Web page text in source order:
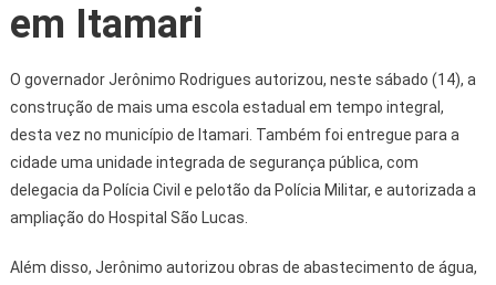
em Itamari
O governador Jerônimo Rodrigues autorizou, neste sábado (14), a
construção de mais uma escola estadual em tempo integral,
desta vez no município de Itamari. Também foi entregue para a
cidade uma unidade integrada de segurança pública, com
delegacia da Polícia Civil e pelotão da Polícia Militar, e autorizada a
ampliação do Hospital São Lucas.
Além disso, Jerônimo autorizou obras de abastecimento de água,